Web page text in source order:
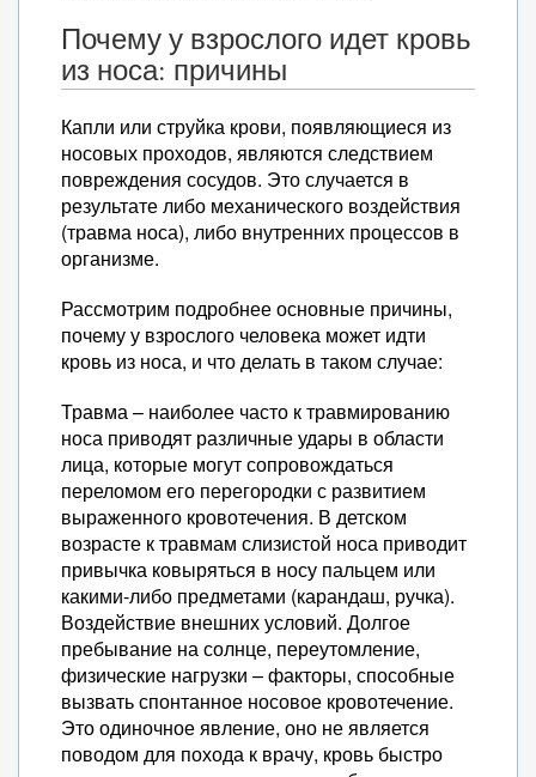
Почему у взрослого идет кровь
из носа: причины
Капли или струйка крови, появляющиеся из
носовых проходов, являются следствием
повреждения сосудов. Это случается в
результате либо механического воздействия
(травма носа), либо внутренних процессов в
организме.
Рассмотрим подробнее основные причины,
почему у взрослого человека может идти
кровь из носа, и что делать в таком случае:
Травма – наиболее часто к травмированию
носа приводят различные удары в области
лица, которые могут сопровождаться
переломом его перегородки с развитием
выраженного кровотечения. В детском
возрасте к травмам слизистой носа приводит
привычка ковыряться в носу пальцем или
какими-либо предметами (карандаш, ручка).
Воздействие внешних условий. Долгое
пребывание на солнце, переутомление,
физические нагрузки – факторы, способные
вызвать спонтанное носовое кровотечение.
Это одиночное явление, оно не является
поводом для похода к врачу, кровь быстро